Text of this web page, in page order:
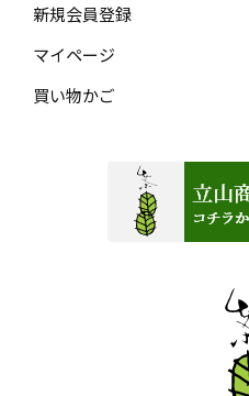
新規会員登録
マイページ
買い物かご